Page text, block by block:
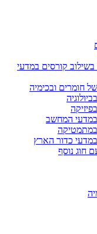
בשילוב קורסים במדעי
חומרים ובכימיה
המחשב
כדור הארץ
חוג נוסף